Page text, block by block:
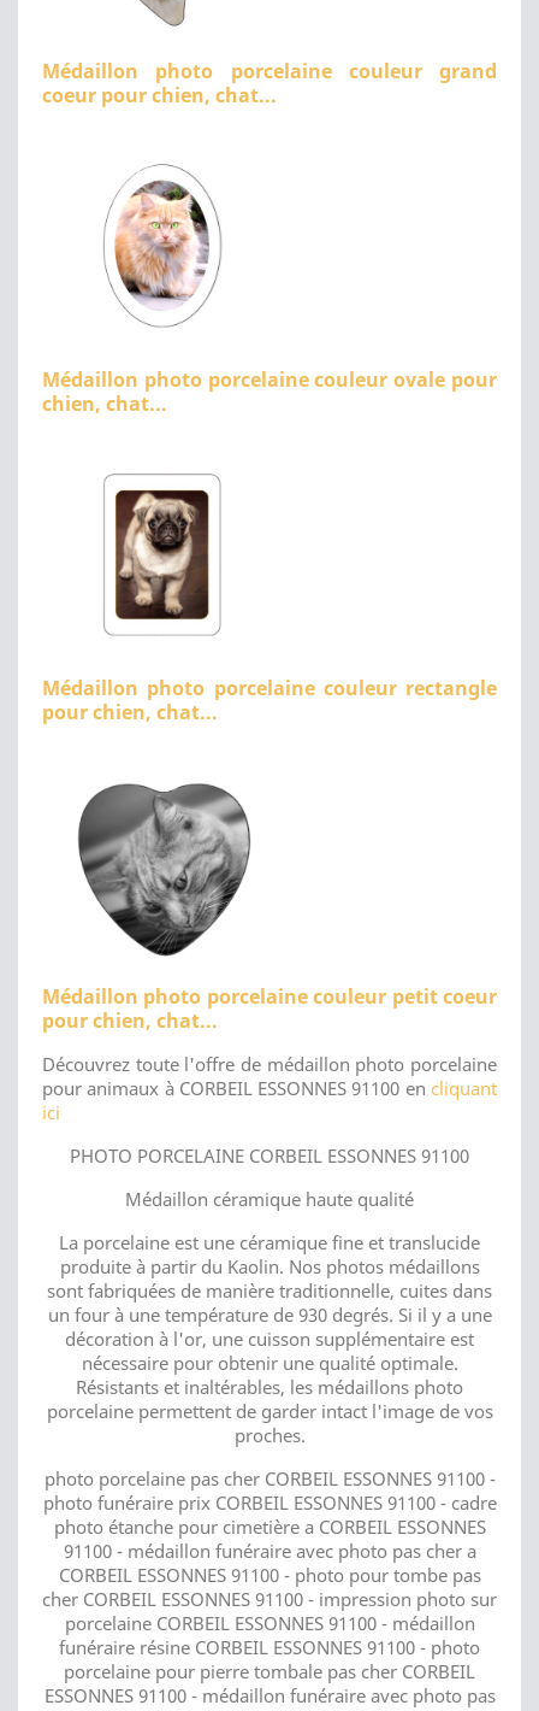
Médaillon photo porcelaine couleur grand
coeur pour chien, chat...
Médaillon photo porcelaine couleur ovale pour
chien, chat...
Médaillon photo porcelaine couleur rectangle
pour chien, chat...
Médaillon photo porcelaine couleur petit coeur
pour chien, chat...
Découvrez toute l'offre de médaillon photo porcelaine
pour animaux à CORBEIL ESSONNES 91100 en cliquant
ici
PHOTO PORCELAINE CORBEIL ESSONNES 91100
Médaillon céramique haute qualité
La porcelaine est une céramique fine et translucide
produite à partir du Kaolin. Nos photos médaillons
sont fabriquées de manière traditionnelle, cuites dans
un four à une température de 930 degrés. Si il y a une
décoration à l'or, une cuisson supplémentaire est
nécessaire pour obtenir une qualité optimale.
Résistants et inaltérables, les médaillons photo
porcelaine permettent de garder intact l'image de vos
proches.
photo porcelaine pas cher CORBEIL ESSONNES 91100 -
photo funéraire prix CORBEIL ESSONNES 91100 - cadre
photo étanche pour cimetière a CORBEIL ESSONNES
91100 - médaillon funéraire avec photo pas cher a
CORBEIL ESSONNES 91100 - photo pour tombe pas
cher CORBEIL ESSONNES 91100 - impression photo sur
porcelaine CORBEIL ESSONNES 91100 - médaillon
funéraire résine CORBEIL ESSONNES 91100 - photo
porcelaine pour pierre tombale pas cher CORBEIL
ESSONNES 91100 - médaillon funéraire avec photo pas